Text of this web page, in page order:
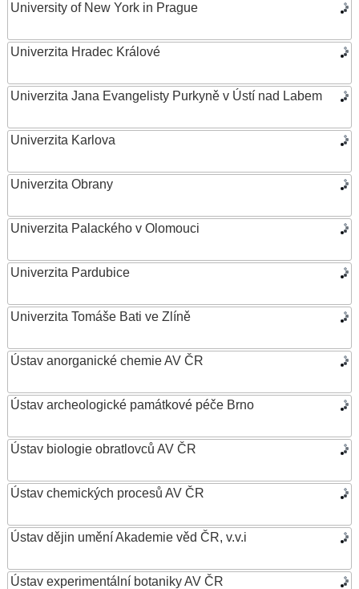
University of New York in Prague
Univerzita Hradec Králové
Univerzita Jana Evangelisty Purkyně v Ústí nad Labem
Univerzita Karlova
Univerzita Obrany
Univerzita Palackého v Olomouci
Univerzita Pardubice
Univerzita Tomáše Bati ve Zlíně
Ústav anorganické chemie AV ČR
Ústav archeologické památkové péče Brno
Ústav biologie obratlovců AV ČR
Ústav chemických procesů AV ČR
Ústav dějin umění Akademie věd ČR, v.v.i
Ústav experimentální botaniky AV ČR